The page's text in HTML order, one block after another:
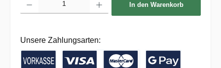
In den Warenkorb
Unsere Zahlungsarten: